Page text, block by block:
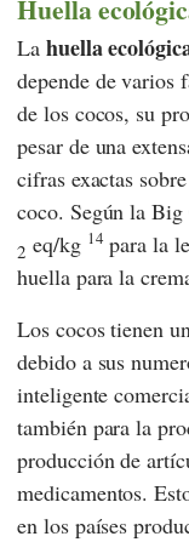
Huella
La huella
depende de varios
de los cocos, su
pesar de una
cifras exactas
coco. Segúnla Big
2 eq/kg 14 para la
huella para la
Los cocos tienen
debido a sus
inteligente
también para la
producción de
medicamentos.
en los países